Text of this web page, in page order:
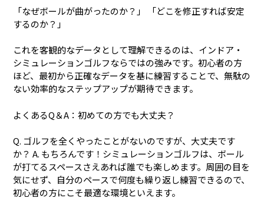
「なぜボールが曲がったのか？」 「どこを修正すれば安定
するのか？」
これを客観的なデータとして理解できるのは、インドア・
シミュレーションゴルフならではの強みです。初心者の方
ほど、最初から正確なデータを基に練習することで、無駄の
ない効率的なステップアップが期待できます。
よくあるQ＆A：初めての方でも大丈夫？
Q. ゴルフを全くやったことがないのですが、大丈夫です
か？ A. もちろんです！シミュレーションゴルフは、ボール
が打てるスペースさえあれば誰でも楽しめます。周囲の目を
気にせず、自分のペースで何度も繰り返し練習できるので、
初心者の方にこそ最適な環境といえます。